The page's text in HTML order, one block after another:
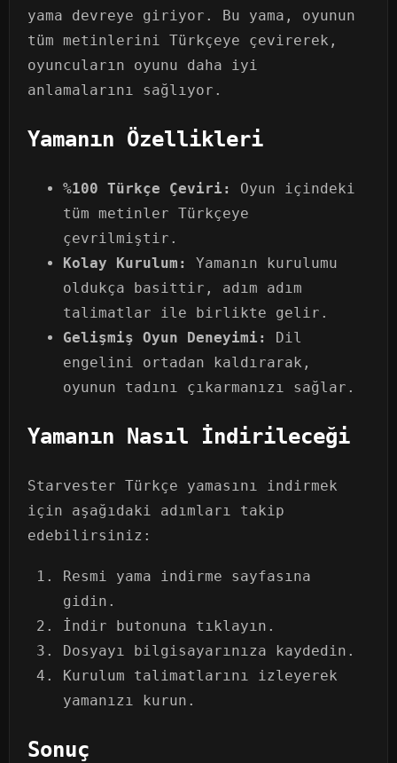
yama devreye giriyor. Bu yama, oyunun
tüm metinlerini Türkçeye çevirerek,
oyuncuların oyunu daha iyi
anlamalarını sağlıyor.
Yamanın Özellikleri
%100 Türkçe Çeviri:
Oyun içindeki
tüm metinler Türkçeye
çevrilmiştir.
Kolay Kurulum:
Yamanın kurulumu
oldukça basittir, adım adım
talimatlar ile birlikte gelir.
Gelişmiş Oyun Deneyimi:
Dil
engelini ortadan kaldırarak,
oyunun tadını çıkarmanızı sağlar.
Yamanın Nasıl İndirileceği
Starvester Türkçe yamasını indirmek
için aşağıdaki adımları takip
edebilirsiniz:
Resmi yama indirme sayfasına
gidin.
İndir butonuna tıklayın.
Dosyayı bilgisayarınıza kaydedin.
Kurulum talimatlarını izleyerek
yamanızı kurun.
Sonuç